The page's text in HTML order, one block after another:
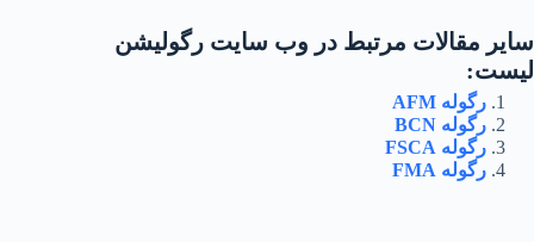
سایر مقالات مرتبط در وب سایت رگولیشن
لیست:
رگوله AFM
رگوله BCN
رگوله FSCA
رگوله FMA